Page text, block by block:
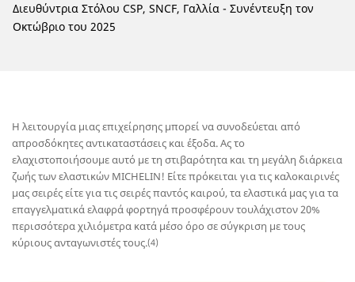
Διευθύντρια Στόλου CSP, SNCF, Γαλλία - Συνέντευξη τον
Οκτώβριο του 2025
Η λειτουργία μιας επιχείρησης μπορεί να συνοδεύεται από
απροσδόκητες αντικαταστάσεις και έξοδα. Ας το
ελαχιστοποιήσουμε αυτό με τη στιβαρότητα και τη μεγάλη διάρκεια
ζωής των ελαστικών MICHELIN! Είτε πρόκειται για τις καλοκαιρινές
μας σειρές είτε για τις σειρές παντός καιρού, τα ελαστικά μας για τα
επαγγελματικά ελαφρά φορτηγά προσφέρουν τουλάχιστον 20%
περισσότερα χιλιόμετρα κατά μέσο όρο σε σύγκριση με τους
κύριους ανταγωνιστές τους.(4)